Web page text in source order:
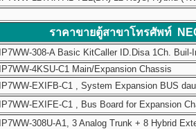
ราคาขายตู้สาขาโทรศัพท์
IP7WW-308-A Basic KitCaller ID.Disa 1Ch.
IP7WW-4KSU-C1 Main/Expansion Chassis
IP7WW-EXIFB-C1 , System Expansion BUS
IP7WW-EXIFE-C1 , Bus Board for Expansion
IP7WW-308U-A1, 3 Analog Trunk + 8 Hybrid